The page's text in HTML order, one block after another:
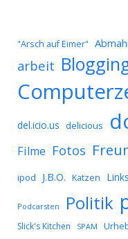
"Arsch auf Eimer"
arbeit
del.icio.us delicious
Filme Fotos
ipod J.B.O. Katzen Links
Podcarsten Politik
Slick's Kitchen SPAM